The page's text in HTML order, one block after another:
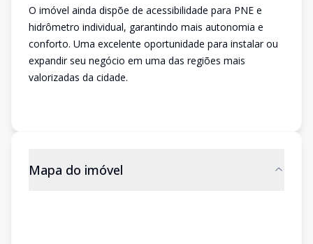
O imóvel ainda dispõe de acessibilidade para PNE e
hidrômetro individual, garantindo mais autonomia e
conforto. Uma excelente oportunidade para instalar ou
expandir seu negócio em uma das regiões mais
valorizadas da cidade.
Mapa do imóvel